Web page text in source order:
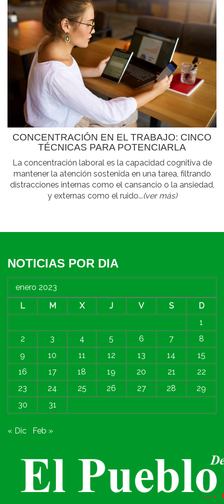
CONCENTRACIÓN EN EL TRABAJO: CINCO
TÉCNICAS PARA POTENCIARLA
La concentración laboral es la capacidad cognitiva de
mantener la atención sostenida en una tarea, filtrando
distracciones internas como el cansancio o la ansiedad,
y externas como el ruido...(ver más)
NOTICIAS POR DIA
enero 2023
L
M X J V S
D
1
2
3 4 5 6 7
8
9
10 11 12 13 14
15
16
17 18 19 20 21
22
23
24 25 26 27 28
29
30
31
« Dic Feb »